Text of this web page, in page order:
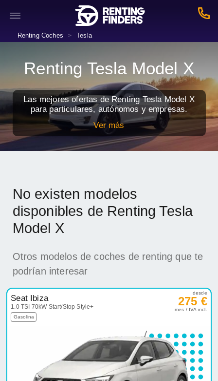
Renting Coches > Tesla
Renting Tesla Model X
Las mejores ofertas de Renting Tesla Model X
para particulares, autónomos y empresas.
Ver más
No existen modelos
disponibles de Renting Tesla
Model X
Otros modelos de coches de renting que te
podrían interesar
Seat Ibiza
1.0 TSI 70kW Start/Stop Style+
Gasolina
desde
275 €
mes / IVA incl.